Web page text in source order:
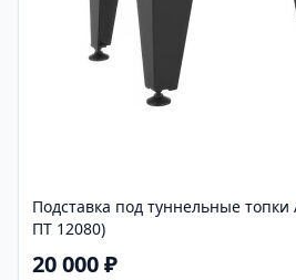
Подставка под туннельные
ПТ 12080)
20 000 ₽